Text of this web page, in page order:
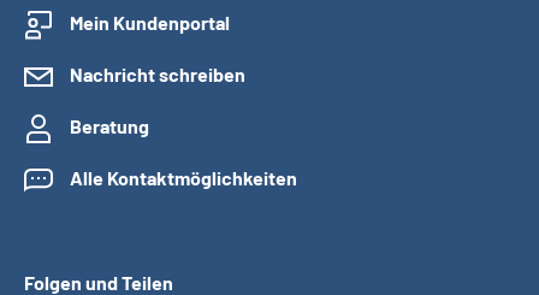
Mein Kundenportal
Nachricht schreiben
Beratung
Alle Kontaktmöglichkeiten
Folgen und Teilen